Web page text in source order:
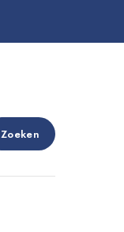
Zoeken